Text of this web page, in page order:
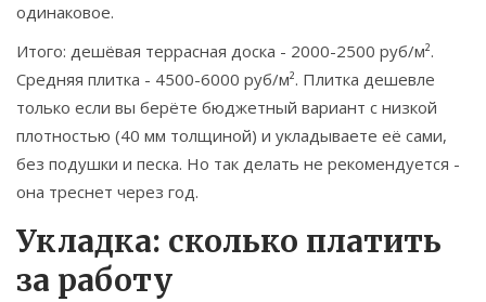
одинаковое.
Итого: дешёвая террасная доска - 2000-2500 руб/м².
Средняя плитка - 4500-6000 руб/м². Плитка дешевле
только если вы берёте бюджетный вариант с низкой
плотностью (40 мм толщиной) и укладываете её сами,
без подушки и песка. Но так делать не рекомендуется -
она треснет через год.
Укладка: сколько платить
за работу